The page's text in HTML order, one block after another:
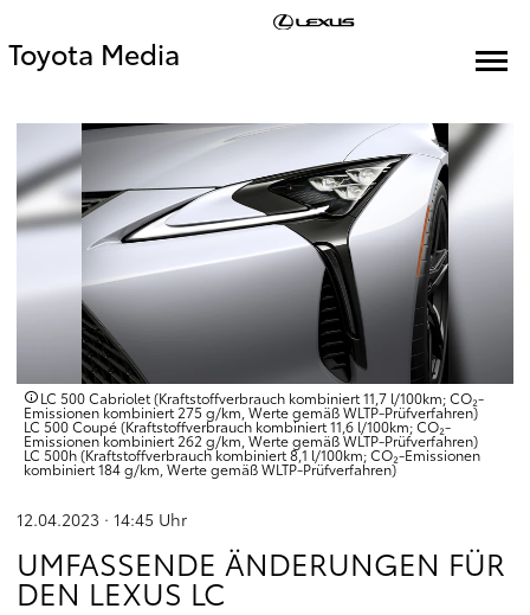
Toyota Media
LC 500 Cabriolet (Kraftstoffverbrauch kombiniert 11,7 l/100km; CO₂-
Emissionen kombiniert 275 g/km, Werte gemäß WLTP-Prüfverfahren)
LC 500 Coupé (Kraftstoffverbrauch kombiniert 11,6 l/100km; CO₂-
Emissionen kombiniert 262 g/km, Werte gemäß WLTP-Prüfverfahren)
LC 500h (Kraftstoffverbrauch kombiniert 8,1 l/100km; CO₂-Emissionen
kombiniert 184 g/km, Werte gemäß WLTP-Prüfverfahren)
12.04.2023 · 14:45 Uhr
UMFASSENDE ÄNDERUNGEN FÜR
DEN LEXUS LC